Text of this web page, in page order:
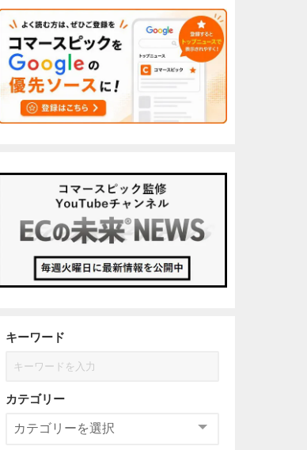
キーワード
カテゴリー